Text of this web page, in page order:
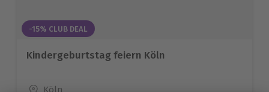
-15% CLUB DEAL
Kindergeburtstag feiern Köln
Standort
Köln